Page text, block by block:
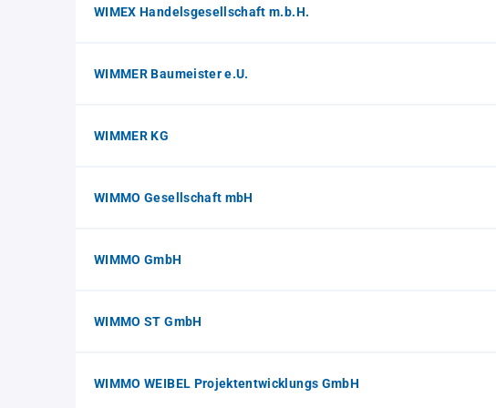
WIMEX Handelsgesellschaft m.b.H.
WIMMER Baumeister e.U.
WIMMER KG
WIMMO Gesellschaft mbH
WIMMO GmbH
WIMMO ST GmbH
WIMMO WEIBEL Projektentwicklungs GmbH